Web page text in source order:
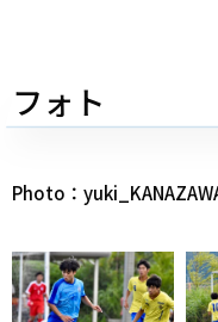
フォト
Photo：